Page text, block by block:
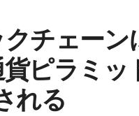
チェー
ピラミッ
れる